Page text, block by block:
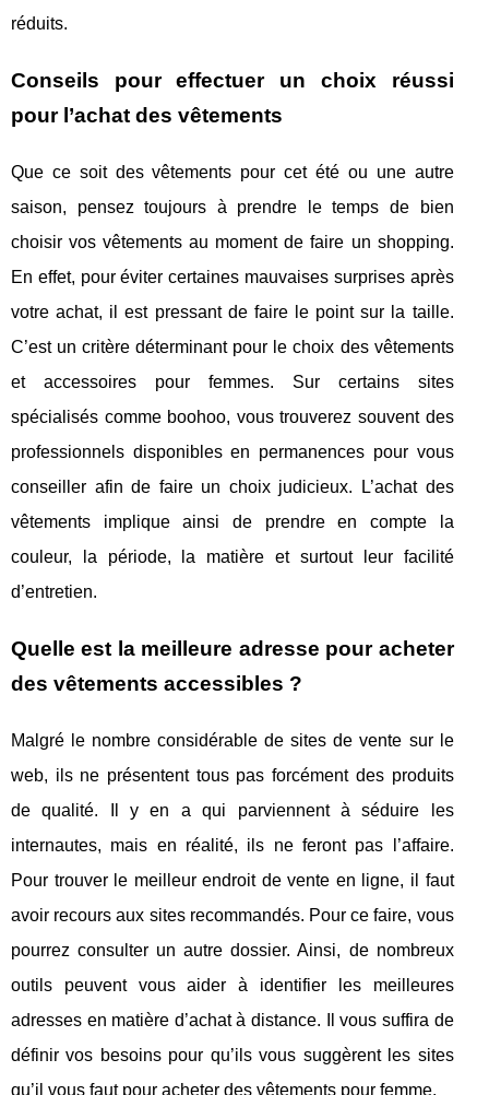
réduits.
Conseils pour effectuer un choix réussi
pour l’achat des vêtements
Que ce soit des vêtements pour cet été ou une autre
saison, pensez toujours à prendre le temps de bien
choisir vos vêtements au moment de faire un shopping.
En effet, pour éviter certaines mauvaises surprises après
votre achat, il est pressant de faire le point sur la taille.
C’est un critère déterminant pour le choix des vêtements
et accessoires pour femmes. Sur certains sites
spécialisés comme boohoo, vous trouverez souvent des
professionnels disponibles en permanences pour vous
conseiller afin de faire un choix judicieux. L’achat des
vêtements implique ainsi de prendre en compte la
couleur, la période, la matière et surtout leur facilité
d’entretien.
Quelle est la meilleure adresse pour acheter
des vêtements accessibles ?
Malgré le nombre considérable de sites de vente sur le
web, ils ne présentent tous pas forcément des produits
de qualité. Il y en a qui parviennent à séduire les
internautes, mais en réalité, ils ne feront pas l’affaire.
Pour trouver le meilleur endroit de vente en ligne, il faut
avoir recours aux sites recommandés. Pour ce faire, vous
pourrez consulter un autre dossier. Ainsi, de nombreux
outils peuvent vous aider à identifier les meilleures
adresses en matière d’achat à distance. Il vous suffira de
définir vos besoins pour qu’ils vous suggèrent les sites
qu’il vous faut pour acheter des vêtements pour femme.